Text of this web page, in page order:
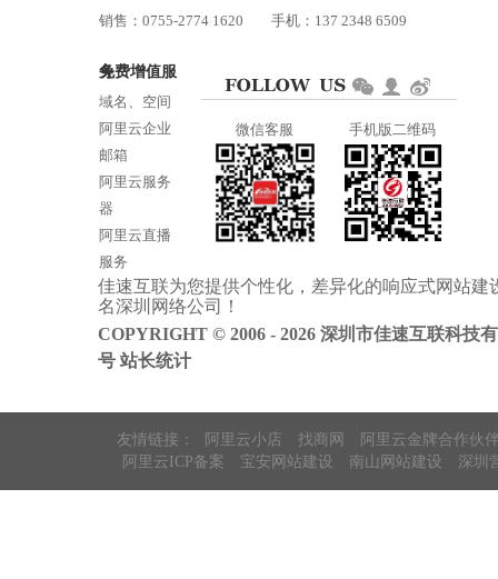
销售：0755-2774 1620
手机：137 2348 6509
邮箱：services@jiasuweb.com
免费增值服务
域名、空间
阿里云企业
邮箱
阿里云服务
器
阿里云直播
服务
阿里云ICP备
案
微信客服 手机版二维码
佳速互联为您提供个性化，差异化的响应式网站建
名深圳网络公司
！
COPYRIGHT © 2006 - 2026 深圳市佳速互联科技
号 站长统计
友情链接： 阿里云小店 找商网
阿里云金牌合作伙
阿里云ICP备案
宝安网站建设 南山网站建设 深圳